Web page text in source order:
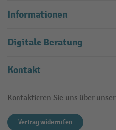
Informationen
Digitale Beratung
Kontakt
Kontaktieren Sie uns über unser
Vertrag widerrufen